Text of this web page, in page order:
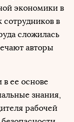
экономики в
сотрудников в
сложилась
авторы
в ее основе
знания,
рабочей